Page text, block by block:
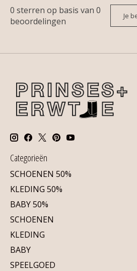
0 sterren op basis van 0
beoordelingen
Je
Categorieën
SCHOENEN 50%
KLEDING 50%
BABY 50%
SCHOENEN
KLEDING
BABY
SPEELGOED